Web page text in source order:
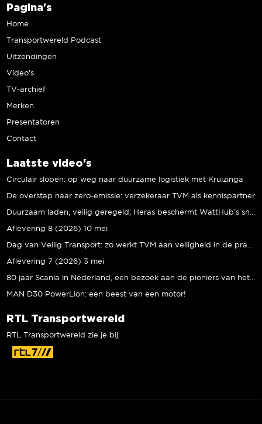
Pagina's
Home
Transportwereld Podcast
Uitzendingen
Video’s
TV-archief
Merken
Presentatoren
Contact
Laatste video's
Circulair slopen: op weg naar duurzame logistiek met Kruizinga
De overstap naar zero-emissie: verzekeraar TVM als kennispartner
Aflevering 8 (2026) 10 mei
Aflevering 7 (2026) 3 mei
MAN D30 PowerLion: een beest van een motor!
RTL Transportwereld
RTL Transportwereld zie je bij